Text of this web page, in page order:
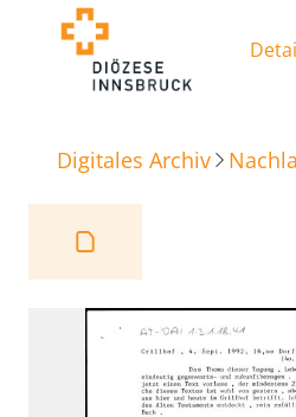
Digitales Archiv